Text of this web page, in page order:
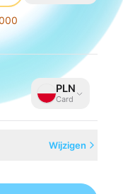
PLN
Card
Wijzigen